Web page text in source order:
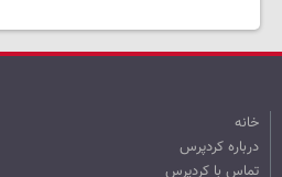
خانه
درباره کردپرس
تماس با کردپرس